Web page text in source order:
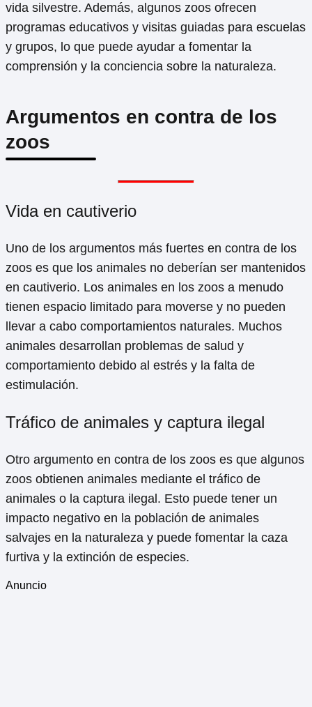
vida silvestre. Además, algunos zoos ofrecen
programas educativos y visitas guiadas para escuelas
y grupos, lo que puede ayudar a fomentar la
comprensión y la conciencia sobre la naturaleza.
Argumentos en contra de los
zoos
Vida en cautiverio
Uno de los argumentos más fuertes en contra de los
zoos es que los animales no deberían ser mantenidos
en cautiverio. Los animales en los zoos a menudo
tienen espacio limitado para moverse y no pueden
llevar a cabo comportamientos naturales. Muchos
animales desarrollan problemas de salud y
comportamiento debido al estrés y la falta de
estimulación.
Tráfico de animales y captura ilegal
Otro argumento en contra de los zoos es que algunos
zoos obtienen animales mediante el tráfico de
animales o la captura ilegal. Esto puede tener un
impacto negativo en la población de animales
salvajes en la naturaleza y puede fomentar la caza
furtiva y la extinción de especies.
Anuncio